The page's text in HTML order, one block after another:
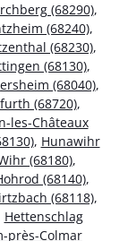
(68290),
(68240),
(68230),
(68130),
(68040),
(68720),
les-Châteaux
, Hunawihr
(68180),
(68140),
(68118),
Hettenschlag
près-Colmar